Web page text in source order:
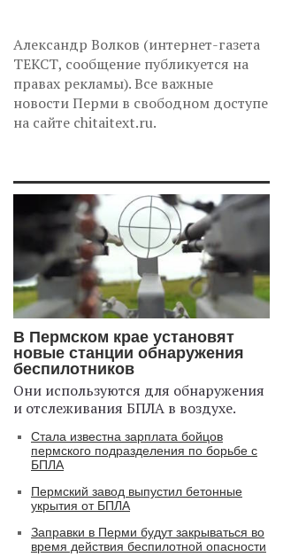
Александр Волков (интернет-газета
ТЕКСТ, сообщение публикуется на
правах рекламы). Все важные
новости Перми в свободном доступе
на сайте chitaitext.ru.
В Пермском крае установят
новые станции обнаружения
беспилотников
Они используются для обнаружения
и отслеживания БПЛА в воздухе.
Стала известна зарплата бойцов
пермского подразделения по борьбе с
БПЛА
Пермский завод выпустил бетонные
укрытия от БПЛА
Заправки в Перми будут закрываться во
время действия беспилотной опасности